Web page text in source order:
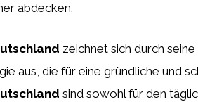
abdecken.
zeichnet sich durch
aus, die für eine gründliche und
sind sowohl für den